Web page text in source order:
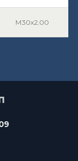
М30х2.00